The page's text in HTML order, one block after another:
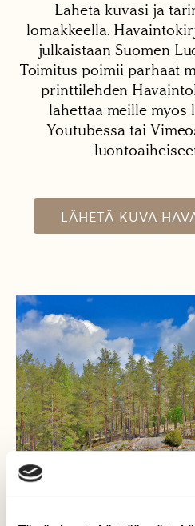
Lähetä kuvasi ja
lomakkeella.
julkaistaan Suomen
Toimitus poimii parhaat
printtilehden
lähettää meille
Youtubessa tai
LÄHETÄ KUVA